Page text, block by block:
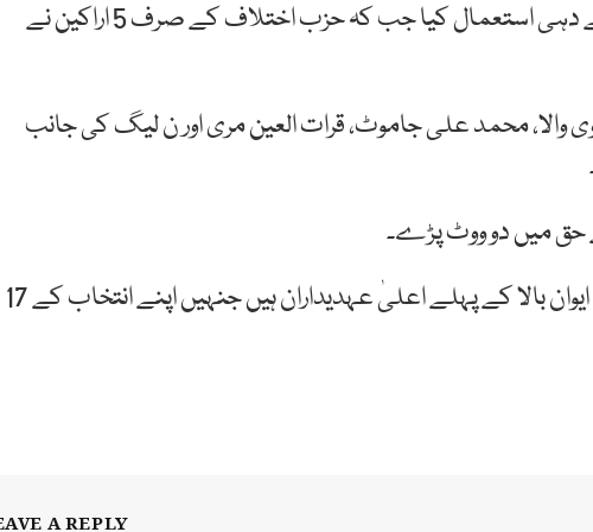
اپوزیشن اور حکومت کے کل 32 اراکین نے حق رائے دہی استعمال کیا جب کہ حزب اختلاف کے صرف 5 اراکین نے
والا، محمد علی جاموٹ، قرات العین مری اور ن لیگ کی جانب
حق میں دو ووٹ پڑے۔
خیال رہے کہ موجودہ چیئرمین اور ڈپٹی چیئرمین ایوان بالا کے پہلے اعلیٰ عہدیداران ہیں جنہیں اپنے انتخاب کے 17
A REPLY